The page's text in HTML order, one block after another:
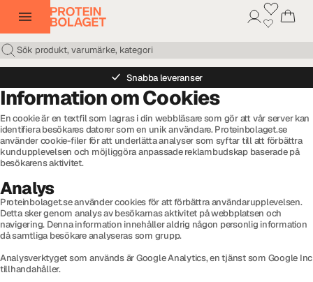
Snabba leveranser
Information om Cookies
En cookie är en textfil som lagras i din webbläsare som gör att vår server kan
identifiera besökares datorer som en unik användare. Proteinbolaget.se
använder cookie-filer för att underlätta analyser som syftar till att förbättra
kundupplevelsen och möjliggöra anpassade reklambudskap baserade på
besökarens aktivitet.
Analys
Proteinbolaget.se använder cookies för att förbättra användarupplevelsen.
Detta sker genom analys av besökarnas aktivitet på webbplatsen och
navigering. Denna information innehåller aldrig någon personlig information
då samtliga besökare analyseras som grupp.
Analysverktyget som används är Google Analytics, en tjänst som Google Inc
tillhandahåller.